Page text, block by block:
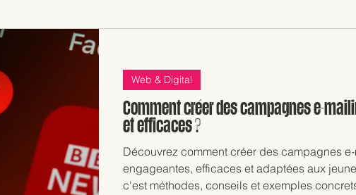
Comment créer des campagnes e-
et efficaces ?
Découvrez comment créer des campagnes
engageantes, efficaces et adaptées aux
c'est méthodes, conseils et exemples
Web & Digital